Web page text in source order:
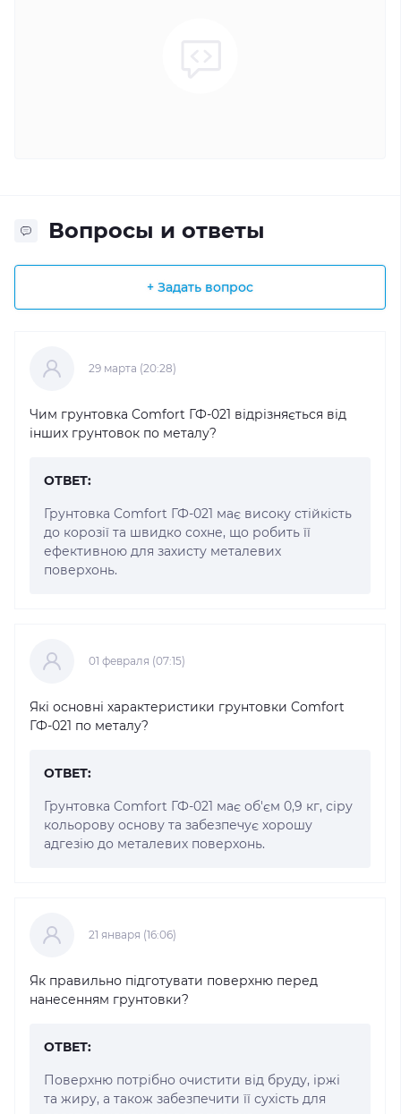
Вопросы и ответы
+ Задать вопрос
29 марта (20:28)
Чим грунтовка Comfort ГФ-021 відрізняється від
інших грунтовок по металу?
ОТВЕТ:
Грунтовка Comfort ГФ-021 має високу стійкість
до корозії та швидко сохне, що робить її
ефективною для захисту металевих
поверхонь.
01 февраля (07:15)
Які основні характеристики грунтовки Comfort
ГФ-021 по металу?
ОТВЕТ:
Грунтовка Comfort ГФ-021 має об'єм 0,9 кг, сіру
кольорову основу та забезпечує хорошу
адгезію до металевих поверхонь.
21 января (16:06)
Як правильно підготувати поверхню перед
нанесенням грунтовки?
ОТВЕТ:
Поверхню потрібно очистити від бруду, іржі
та жиру, а також забезпечити її сухість для